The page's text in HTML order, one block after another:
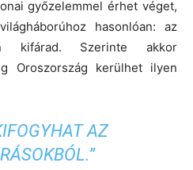
győzelemmel érhet véget,
hasonlóan: az
kifárad. Szerinte akkor
Oroszország kerülhet ilyen
AZ